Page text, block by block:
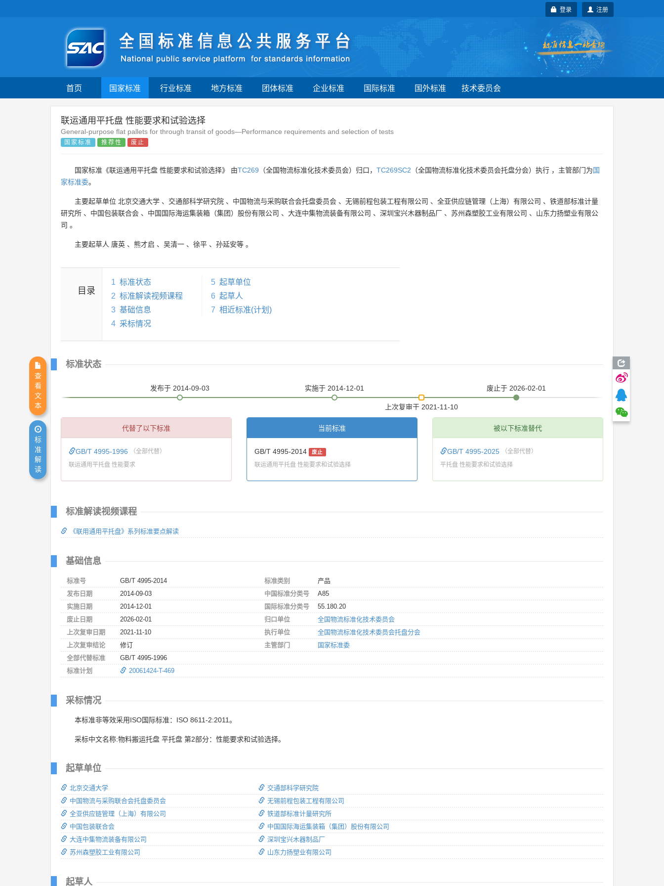
注册
登录
首页 国家标准 行业标准 地方标准 团体标准 企业标准 国际标准 国外标准 技术委员会
联运通用平托盘 性能要求和试验选择
General-purpose flat pallets for through transit of goods―Performance requirements and selection of tests
国家标准 推荐性 废止
国家标准《联运通用平托盘 性能要求和试验选择》 由TC269 （全国物流标准化技术委员会）归口， TC269SC2 （全国物流标准化技术委员会托盘分会）执行 ，主管部门为国
家标准委。
主要起草单位 北京交通大学 、 交通部科学研究院 、 中国物流与采购联合会托盘委员会 、 无锡前程包装工程有限公司 、 全亚供应链管理（上海）有限公司 、 铁道部标准计量
研究所 、 中国包装联合会 、 中国国际海运集装箱（集团）股份有限公司 、 大连中集物流装备有限公司 、 深圳宝兴木器制品厂 、 苏州森塑胶工业有限公司 、 山东力扬塑业有限公
司 。
主要起草人 唐英 、 熊才启 、 吴清一 、 徐平 、 孙延安等 。
目录
1 标准状态
2 标准解读视频课程
3 基础信息
4 采标情况
5 起草单位
6 起草人
7 相近标准(计划)
标准状态
发布于 2014-09-03 实施于 2014-12-01
上次复审于 2021-11-10
废止于 2026-02-01
代替了以下标准
GB/T 4995-1996 （全部代替）
联运通用平托盘 性能要求
当前标准
GB/T 4995-2014 废止
联运通用平托盘 性能要求和试验选择
被以下标准替代
GB/T 4995-2025 （全部代替）
平托盘 性能要求和试验选择
标准解读视频课程
《联用通用平托盘》系列标准要点解读
基础信息
标准号
GB/T 4995-2014
发布日期
2014-09-03
实施日期
2014-12-01
废止日期
2026-02-01
上次复审日期
2021-11-10
上次复审结论
修订
全部代替标准
GB/T 4995-1996
标准计划
20061424-T-469
标准类别
产品
中国标准分类号
A85
国际标准分类号
55.180.20
归口单位
全国物流标准化技术委员会
执行单位
全国物流标准化技术委员会托盘分会
主管部门
国家标准委
采标情况
本标准非等效采用ISO国际标准：ISO 8611-2:2011。
采标中文名称:物料搬运托盘 平托盘 第2部分：性能要求和试验选择。
起草单位
北京交通大学
中国物流与采购联合会托盘委员会
全亚供应链管理（上海）有限公司
中国包装联合会
大连中集物流装备有限公司
苏州森塑胶工业有限公司
交通部科学研究院
无锡前程包装工程有限公司
铁道部标准计量研究所
中国国际海运集装箱（集团）股份有限公司
深圳宝兴木器制品厂
山东力扬塑业有限公司
起草人
查
看
文
本
标
准
解
读